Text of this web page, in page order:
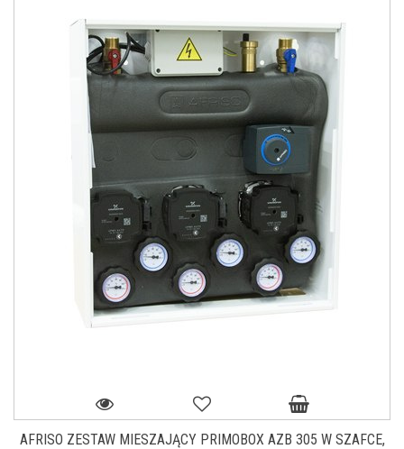
AFRISO ZESTAW MIESZAJĄCY PRIMOBOX AZB 305 W SZAFCE,